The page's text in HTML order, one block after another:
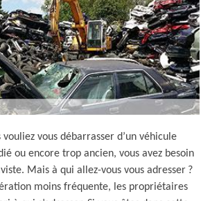
vouliez vous débarrasser d’un véhicule
ou encore trop ancien, vous avez besoin
Mais à qui allez-vous vous adresser ?
moins fréquente, les propriétaires